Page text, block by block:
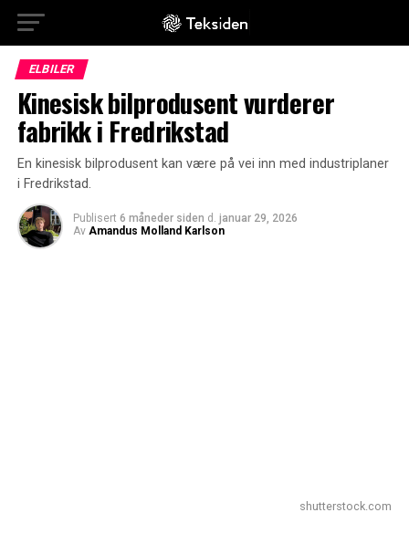
ELBILER
Kinesisk bilprodusent vurderer
fabrikk i Fredrikstad
En kinesisk bilprodusent kan være på vei inn med industriplaner
i Fredrikstad.
Publisert 6 måneder siden d. januar 29, 2026
Av Amandus Molland Karlson
shutterstock.com